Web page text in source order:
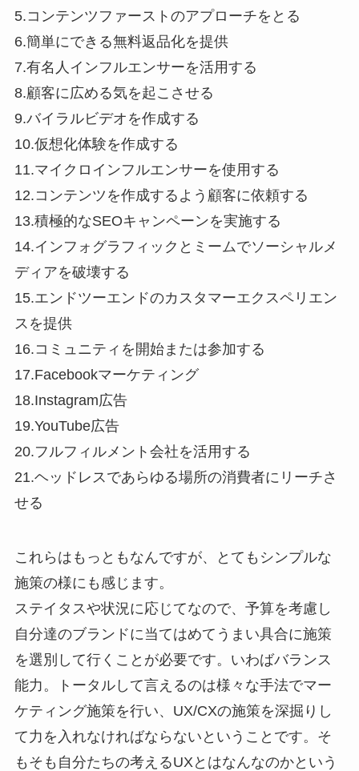
5.コンテンツファーストのアプローチをとる
6.簡単にできる無料返品化を提供
7.有名人インフルエンサーを活用する
8.顧客に広める気を起こさせる
9.バイラルビデオを作成する
10.仮想化体験を作成する
11.マイクロインフルエンサーを使用する
12.コンテンツを作成するよう顧客に依頼する
13.積極的なSEOキャンペーンを実施する
14.インフォグラフィックとミームでソーシャルメ
ディアを破壊する
15.エンドツーエンドのカスタマーエクスペリエン
スを提供
16.コミュニティを開始または参加する
17.Facebookマーケティング
18.Instagram広告
19.YouTube広告
20.フルフィルメント会社を活用する
21.ヘッドレスであらゆる場所の消費者にリーチさ
せる
これらはもっともなんですが、とてもシンプルな
施策の様にも感じます。
ステイタスや状況に応じてなので、予算を考慮し
自分達のブランドに当てはめてうまい具合に施策
を選別して行くことが必要です。いわばバランス
能力。トータルして言えるのは様々な手法でマー
ケティング施策を行い、UX/CXの施策を深掘りし
て力を入れなければならないということです。そ
もそも自分たちの考えるUXとはなんなのかという